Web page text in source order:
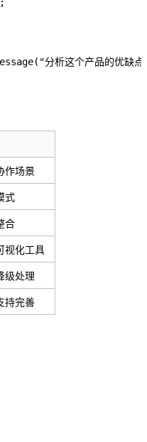
( "分析这个产品的优缺
作场景
式
合
视化工具
级处理
持完善